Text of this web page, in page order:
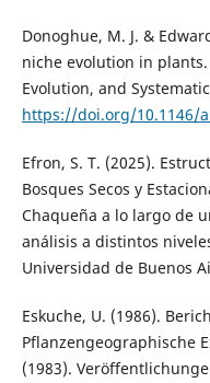
Donoghue, M. J. &
niche evolution in
Evolution, and
https://doi.org/10.1146/
Efron, S. T. (2025).
Bosques Secos y
Chaqueña a lo largo de
análisis a distintos
Universidad de Buenos
Eskuche, U. (1986).
Pflanzengeographische
(1983).